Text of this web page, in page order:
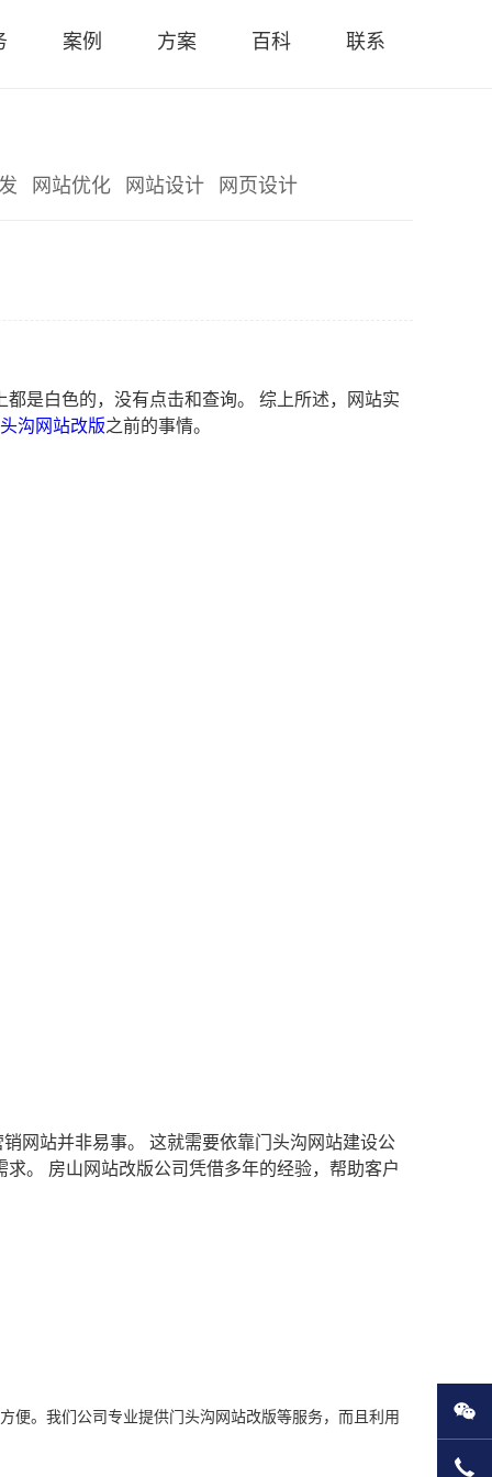
案例 方案 百科 联系
网站优化 网站设计 网页设计
是白色的，没有点击和查询。 综上所述，网站实
沟网站改版之前的事情。
网站并非易事。 这就需要依靠门头沟网站建设公
。 房山网站改版公司凭借多年的经验，帮助客户
便。我们公司专业提供门头沟网站改版等服务，而且利用 微